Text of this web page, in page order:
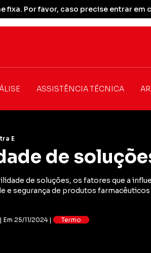
fixa. Por favor, caso precise entrar
ASSISTÊNCIA TÉCNICA
E
de
de soluções, os fatores que a
e segurança de produtos
25/11/2024 | Termo